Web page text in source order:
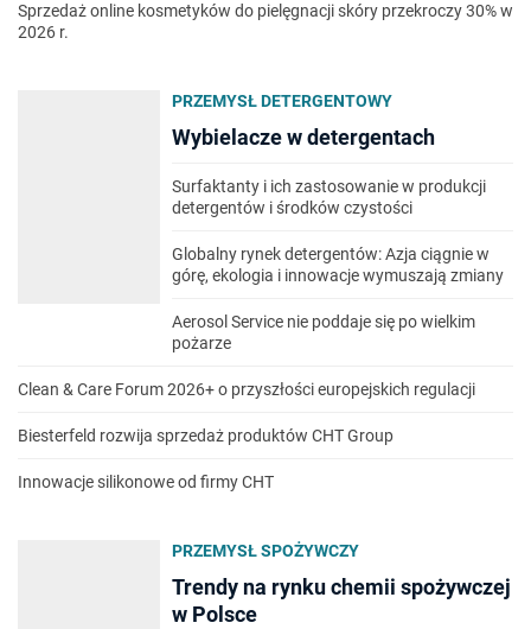
Sprzedaż online kosmetyków do pielęgnacji skóry przekroczy 30% w
2026 r.
PRZEMYSŁ DETERGENTOWY
Wybielacze w detergentach
Surfaktanty i ich zastosowanie w produkcji
detergentów i środków czystości
Globalny rynek detergentów: Azja ciągnie w
górę, ekologia i innowacje wymuszają zmiany
Aerosol Service nie poddaje się po wielkim
pożarze
Clean & Care Forum 2026+ o przyszłości europejskich regulacji
Biesterfeld rozwija sprzedaż produktów CHT Group
Innowacje silikonowe od firmy CHT
PRZEMYSŁ SPOŻYWCZY
Trendy na rynku chemii spożywczej
w Polsce